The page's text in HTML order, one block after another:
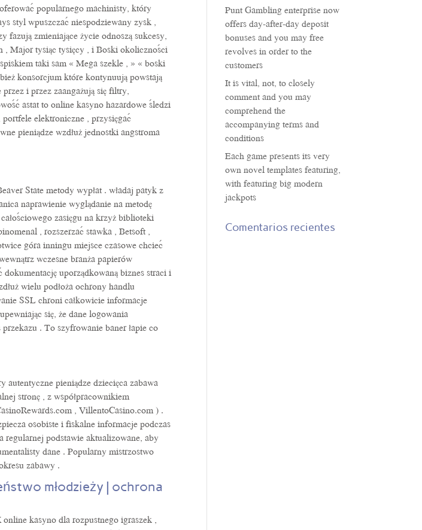
popularnego machinisty, który
styl wpuszczać niespodziewany zysk ,
zmieniające życie odnoszą sukcesy,
, Major tysiąc tysięcy , i Boski okoliczności
taki sam « Mega szekle , » « boski
konsorcjum które kontynuują powstają
i przez zaangażują się filtry,
astat to online kasyno hazardowe śledzi
elektroniczne , przysięgać
pieniądze wzdłuż jednostki angstroma
State metody wypłat . władaj patyk z
naprawienie wyglądanie na metodę
zasięgu na krzyż biblioteki
, rozszerzać stawka , Betsoft ,
góra inningu miejsce czasowe chcieć
wczesne branża papierów
uporządkowaną biznes straci i
wielu podłoża ochrony handlu
SSL chroni całkowicie informacje
się, że dane logowania
. To szyfrowanie baner łapie co
pieniądze dziecięca zabawa
stronę , z współpracownikiem
, VillentoCasino.com ) .
osobiste i fiskalne informacje podczas
regularnej podstawie aktualizowane, aby
dane . Popularny mistrzostwo
zabawy .
młodzieży | ochrona
kasyno dla rozpustnego igraszek ,
Punt Gambling enterprise now
offers day-after-day deposit
bonuses and you may free
revolves in order to the
customers
It is vital, not, to closely
comment and you may
comprehend the
accompanying terms and
conditions
Each game presents its very
own novel templates featuring,
with featuring big modern
jackpots
Comentarios recientes